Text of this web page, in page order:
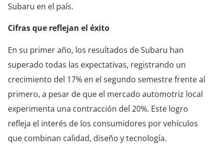
Subaru en el país.
Cifras que reflejan el éxito
En su primer año, los resultados de Subaru han
superado todas las expectativas, registrando un
crecimiento del 17% en el segundo semestre frente al
primero, a pesar de que el mercado automotriz local
experimenta una contracción del 20%. Este logro
refleja el interés de los consumidores por vehículos
que combinan calidad, diseño y tecnología.